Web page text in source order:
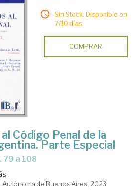
Sin Stock. Disponible en
7/10 días.
COMPRAR
Código Penal de la
Parte Especial
79 a 108
Autónoma de Buenos Aires, 2023